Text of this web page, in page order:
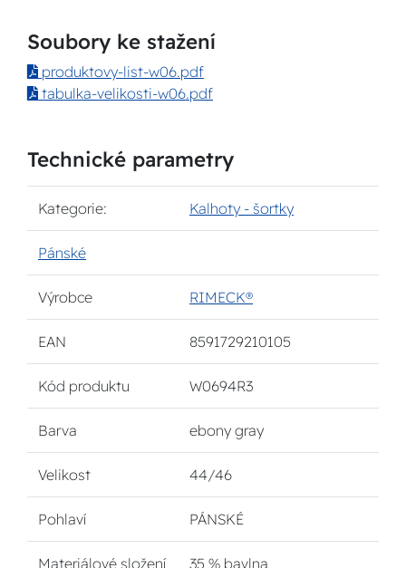
Soubory ke stažení
produktovy-list-w06.pdf
tabulka-velikosti-w06.pdf
Technické parametry
Kategorie: Kalhoty - šortky
Pánské
Výrobce RIMECK®
EAN 8591729210105
Kód produktu W0694R3
Barva ebony gray
Velikost 44/46
Pohlaví PÁNSKÉ
Materiálové složení 35 % bavlna